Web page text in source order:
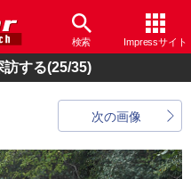
検索 Impressサイト
訪する(25/35)
次の画像